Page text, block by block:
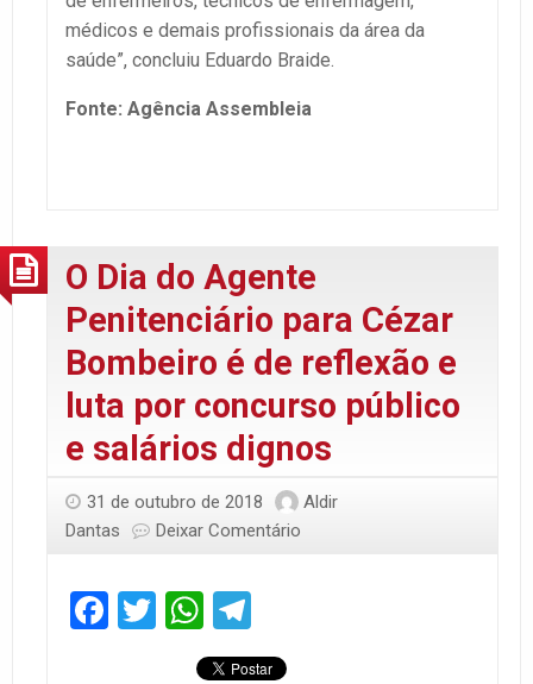
médicos e demais profissionais da área da
saúde”, concluiu Eduardo Braide.
Fonte: Agência Assembleia
O Dia do Agente
Penitenciário para Cézar
Bombeiro é de reflexão e
luta por concurso público
e salários dignos
31 de outubro de 2018
Aldir
Dantas
Deixar Comentário
Facebook
TwitterWhatsApp